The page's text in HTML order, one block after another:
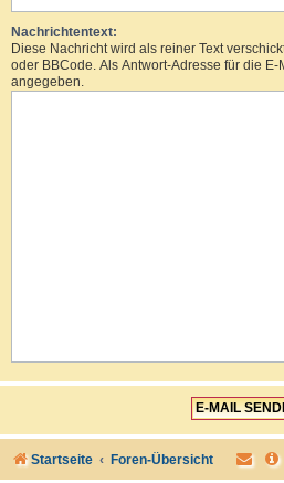
Nachrichtentext:
Diese Nachricht wird als reiner Text
oder BBCode. Als Antwort-Adresse für die
angegeben.
Startseite Foren-Übersicht